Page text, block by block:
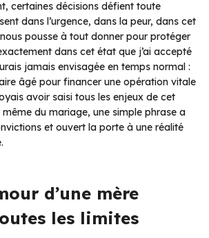
certaines décisions défient toute
dans l’urgence, dans la peur, dans cet
pousse à tout donner pour protéger
dans cet état que j’ai accepté
jamais envisagée en temps normal :
âgé pour financer une opération vitale
avoir saisi tous les enjeux de cet
du mariage, une simple phrase a
et ouvert la porte à une réalité
d’une mère
les limites